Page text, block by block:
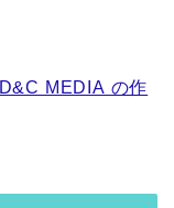
D&C MEDIA の作